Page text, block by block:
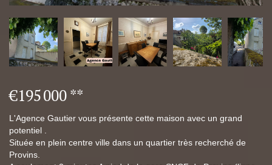
€195 000**
L'Agence Gautier vous présente cette maison avec un grand
potentiel .
Située en plein centre ville dans un quartier très recherché de
Provins.